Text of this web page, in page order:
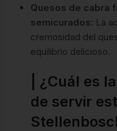
Quesos de cabra
semicurados: La
cremosidad del
equilibrio delicioso.
| ¿Cuál es
de servir